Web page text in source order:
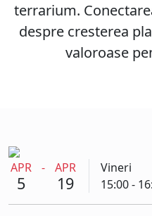
terrarium.
despre cresterea
valoroase
APR
5
- APR
19
Vineri
15:00 -